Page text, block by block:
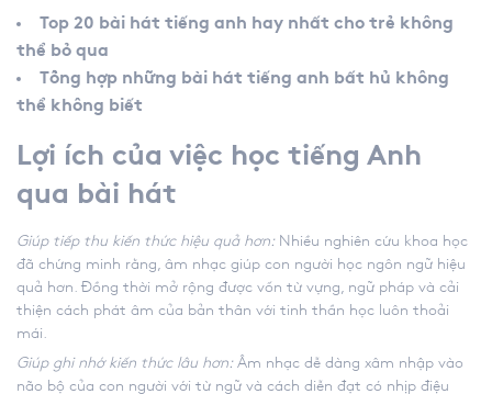
Top 20 bài hát tiếng anh hay nhất cho trẻ không
thể bỏ qua
Tổng hợp những bài hát tiếng anh bất hủ không
thể không biết
Lợi ích của việc học tiếng Anh
qua bài hát
Giúp tiếp thu kiến thức hiệu quả hơn:Nhiều nghiên cứu khoa học
đã chứng minh rằng, âm nhạc giúp con người học ngôn ngữ hiệu
quả hơn. Đồng thời mở rộng được vốn từ vựng, ngữ pháp và cải
thiện cách phát âm của bản thân với tinh thần học luôn thoải
mái.
Giúp ghi nhớ kiến thức lâu hơn:Âm nhạc dễ dàng xâm nhập vào
não bộ của con người với từ ngữ và cách diễn đạt có nhịp điệu